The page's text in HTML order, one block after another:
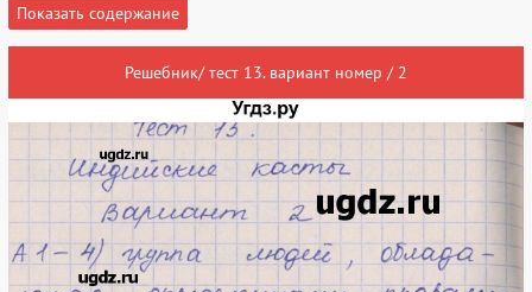
Показать содержание
Решебник/ тест 13. вариант номер / 2